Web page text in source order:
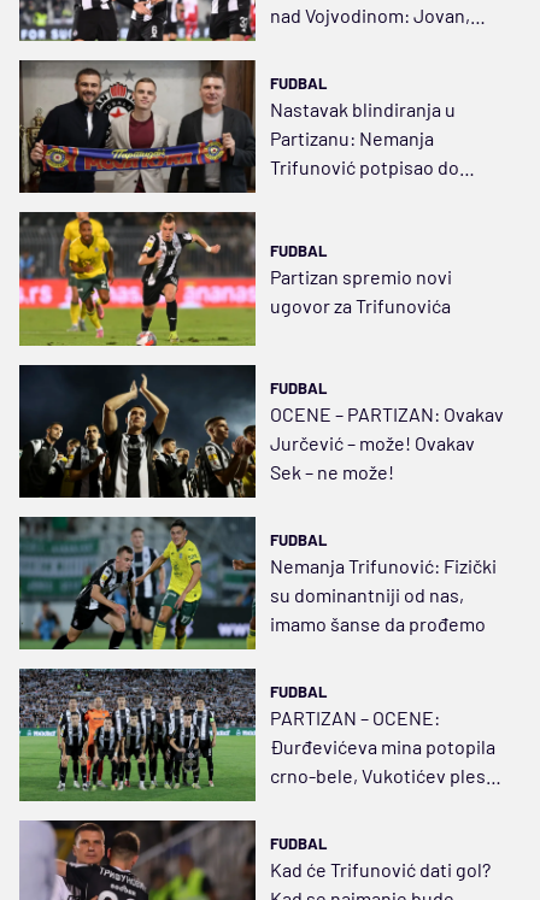
nad Vojvodinom: Jovan,
FUDBAL
Nastavak blindiranja u
Partizanu: Nemanja
Trifunović potpisao do
FUDBAL
Partizan spremio novi
ugovor za Trifunovića
FUDBAL
OCENE – PARTIZAN: Ovakav
Jurčević – može! Ovakav
Sek – ne može!
FUDBAL
Nemanja Trifunović: Fizički
su dominantniji od nas,
imamo šanse da prođemo
FUDBAL
PARTIZAN – OCENE:
Đurđevićeva mina potopila
crno-bele, Vukotićev ples
FUDBAL
Kad će Trifunović dati gol?